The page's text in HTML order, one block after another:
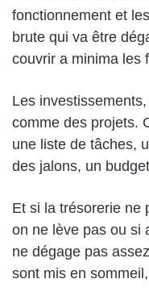
fonctionnement et
brute qui va être
couvrir a minima les
Les
comme des projets.
une liste de tâches,
des jalons, un
Et si la trésorerie ne
on ne lève pas ou si
ne dégage pas
sont mis en